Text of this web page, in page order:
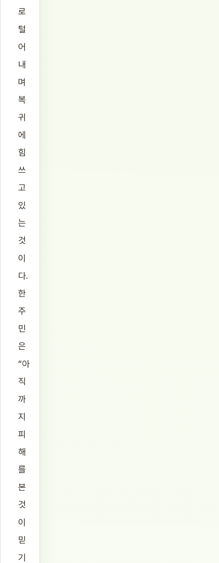
로
털
어
내
며
복
귀
에
힘
쓰
고
있
는
것
이
다.
한
주
민
은
“아
직
까
지
피
해
를
본
것
이
믿
기